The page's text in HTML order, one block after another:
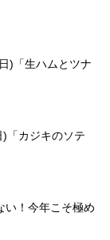
)「生ハムとツナ
)「カジキのソテ
い！今年こそ極め